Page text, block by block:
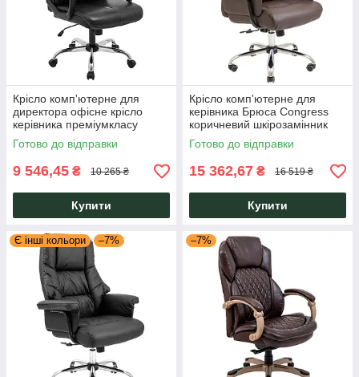
Крісло комп'ютерне для
директора офісне крісло
керівника преміумкласу
Бронкс Bronx Richman
Готово до відправки
9 546,45 ₴ 10 265 ₴
Купити
Крісло комп'ютерне для
керівника Брюса Congress
коричневий шкірозамінник
хром ТМ Richman
Готово до відправки
15 362,67 ₴ 16 519 ₴
Купити
Є інші кольори –7% –7%